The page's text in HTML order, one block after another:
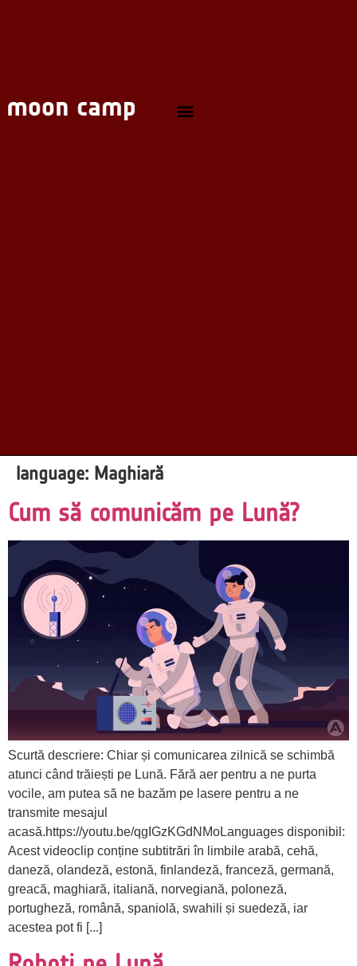
language: Maghiară
Cum să comunicăm pe Lună?
Scurtă descriere: Chiar și comunicarea zilnică se schimbă
atunci când trăiești pe Lună. Fără aer pentru a ne purta
vocile, am putea să ne bazăm pe lasere pentru a ne
transmite mesajul
acasă.https://youtu.be/qgIGzKGdNMoLanguages disponibil:
Acest videoclip conține subtitrări în limbile arabă, cehă,
daneză, olandeză, estonă, finlandeză, franceză, germană,
greacă, maghiară, italiană, norvegiană, poloneză,
portugheză, română, spaniolă, swahili și suedeză, iar
acestea pot fi [...]